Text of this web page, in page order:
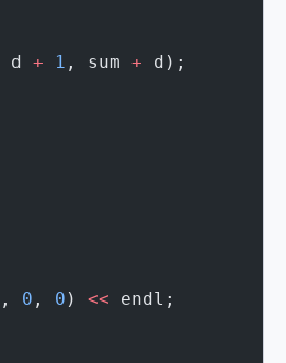
d + 1 , sum + d);
0 , 0 ) << endl;